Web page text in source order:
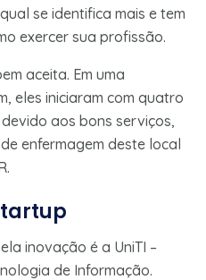
se identifica mais e tem
exercer sua profissão.
aceita. Em uma
eles iniciaram com quatro
aos bons serviços,
enfermagem deste local
inovação é a UniTI –
de Informação.